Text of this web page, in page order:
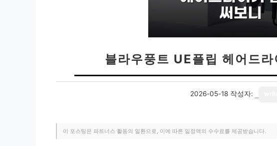
블라우풍트 UE플립 헤어드라
2026-05-18 작성자:
이 포스팅은 파트너스 활동의 일환으로, 이에 따른 일정액의 수수료를 제공받습니다.